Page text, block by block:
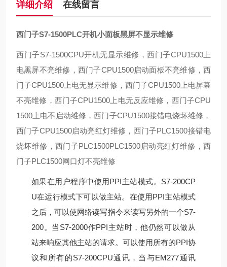
详细介绍 在线留言
西门子S7-1500PLC开机小面板黑屏不显示维修
西门子S7-1500CPU开机无显示维修，西门子CPU1500上
电黑屏不亮维修，西门子CPU1500启动面板不亮维修，西
门子CPU1500上电无显示维修，西门子CPU1500上电屏幕
不亮维修，西门子CPU1500上电无反应维修，西门子CPU
1500上电不启动维修，西门子CPU1500接错电烧坏维修，
西门子CPU1500启动亮红灯维修，西门子PLC1500接错电
烧坏维修，西门子PLC1500PLC1500启动亮红灯维修，西
门子PLC1500网口灯不亮维修
如果在用户程序中使用PPI主站模式。S7-200CP
U在运行模式下可以做主站。在使用PPI主站模式
之后，可以使网络读写指令来读写另外的一个S7-
200。当S7-2000作PPI主站时，他仍然可以做从
站来响应其他主站的请求。可以使用所有的PPI协
议和所有的S7-200CPU通讯，当与EM277通讯